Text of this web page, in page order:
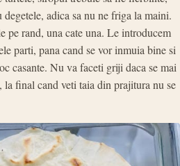
degetele, adica sa nu ne friga la maini.
pe rand, una cate una. Le introducem
parti, pana cand se vor inmuia bine si
casante. Nu va faceti griji daca se mai
la final cand veti taia din prajitura nu se